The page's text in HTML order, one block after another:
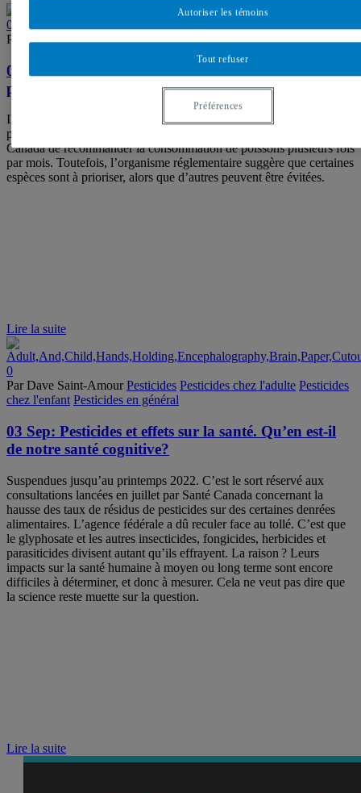
0
Par Mathieu Fornasier-BélangerAdulte Enfant General Métaux
09 Sep:
poison?
Il est connu que le mercure, retrouvé parfois dans la chair de
poisson, est toxique pour les humains. Ceci n’empêche pas Santé
Canada de recommander la consommation de poissons plusieurs fois
par mois. Toutefois, l’organisme réglementaire suggère que certaines
espèces sont à prioriser, alors que d’autres peuvent être évitées.
Lire la suite
0
Par Dave Saint-Amour Pesticides Pesticides chez l'adulte Pesticides
chez l'enfant Pesticides en général
03 Sep: Pesticides et effets sur la santé. Qu’en est-il
de notre santé cognitive?
Suspendues jusqu’au printemps 2022. C’est le sort réservé aux
consultations lancées en juillet par Santé Canada concernant la
hausse des taux de résidus de pesticides sur des certaines denrées
alimentaires. L’agence fédérale a dû reculer face au tollé. C’est que
le glyphosate et les autres insecticides, fongicides, herbicides et
parasiticides divisent autant qu’ils effrayent. La raison ? Leurs
impacts sur la santé humaine à moyen ou long terme sont encore
difficiles à déterminer, et donc à mesurer. Cela ne veut pas dire que
la science reste muette sur la question.
Lire la suite
Tout refuser
Autoriser les témoins
Préférences